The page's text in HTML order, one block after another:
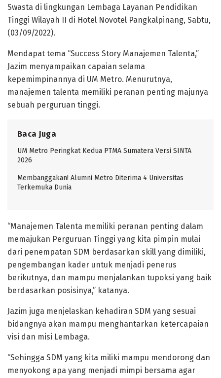
Swasta di lingkungan Lembaga Layanan Pendidikan
Tinggi Wilayah II di Hotel Novotel Pangkalpinang, Sabtu,
(03/09/2022).
Mendapat tema “Success Story Manajemen Talenta,”
Jazim menyampaikan capaian selama
kepemimpinannya di UM Metro. Menurutnya,
manajemen talenta memiliki peranan penting majunya
sebuah perguruan tinggi.
Baca Juga
UM Metro Peringkat Kedua PTMA Sumatera Versi SINTA
2026
Membanggakan! Alumni Metro Diterima 4 Universitas
Terkemuka Dunia
“Manajemen Talenta memiliki peranan penting dalam
memajukan Perguruan Tinggi yang kita pimpin mulai
dari penempatan SDM berdasarkan skill yang dimiliki,
pengembangan kader untuk menjadi penerus
berikutnya, dan mampu menjalankan tupoksi yang baik
berdasarkan posisinya,” katanya.
Jazim juga menjelaskan kehadiran SDM yang sesuai
bidangnya akan mampu menghantarkan ketercapaian
visi dan misi Lembaga.
“Sehingga SDM yang kita miliki mampu mendorong dan
menyokong apa yang menjadi mimpi bersama agar